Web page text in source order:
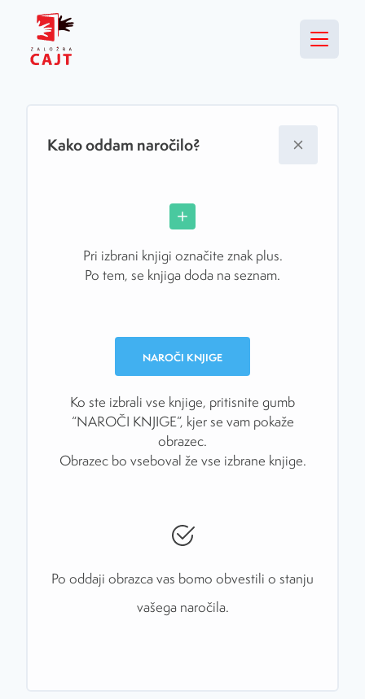
Kako oddam naročilo?
Pri izbrani knjigi označite znak plus.
Po tem, se knjiga doda na seznam.
NAROČI KNJIGE
Ko ste izbrali vse knjige, pritisnite gumb
“NAROČI KNJIGE”, kjer se vam pokaže
obrazec.
Obrazec bo vseboval že vse izbrane knjige.
Po oddaji obrazca vas bomo obvestili o stanju
vašega naročila.